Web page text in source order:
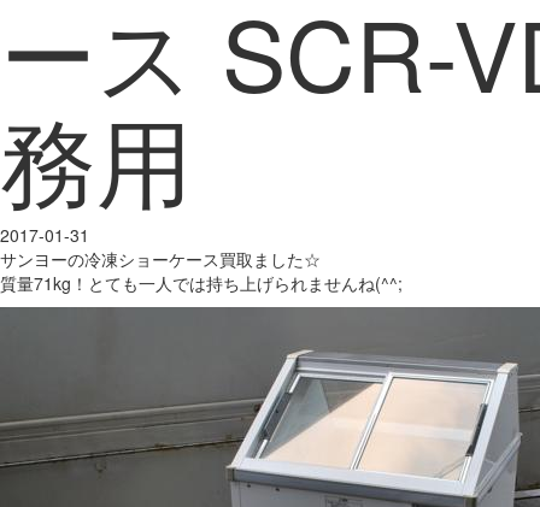
ース SCR-
務用
2017-01-31
サンヨーの冷凍ショーケース買取ました☆
質量71kg！とても一人では持ち上げられませんね(^^;